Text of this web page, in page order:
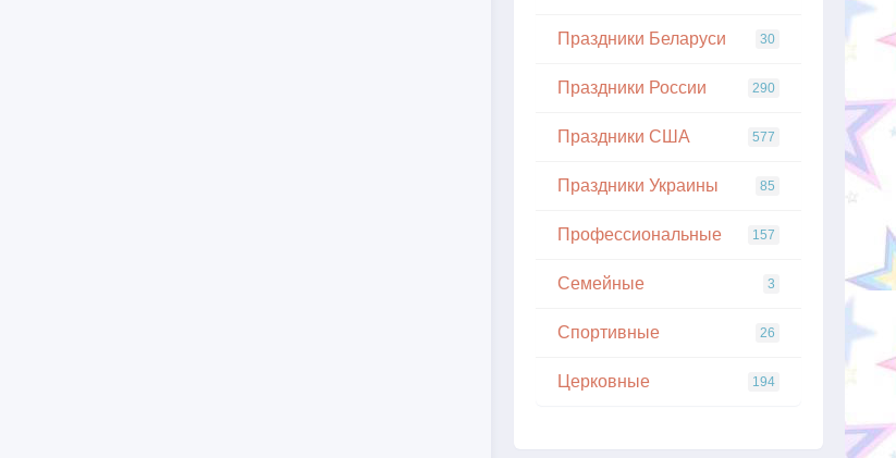
Праздники Беларуси 30
Праздники России 290
Праздники США 577
Праздники Украины 85
Профессиональные 157
Семейные 3
Спортивные 26
Церковные 194